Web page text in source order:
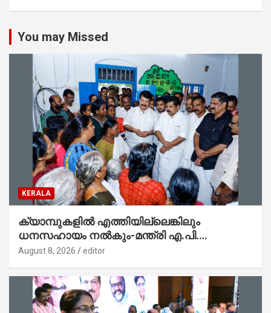
You may Missed
KERALA
ക്യാമ്പുകളിൽ എത്തിയില്ലെങ്കിലും
ധനസഹായം നൽകും-മന്ത്രി എ.പി.
അനിൽകുമാർ
August 8, 2026 editor